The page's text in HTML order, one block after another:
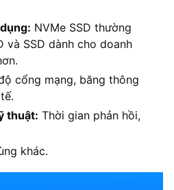
NVMe SSD thường
và SSD dành cho doanh
cổng mạng, băng thông
thuật: Thời gian phản hồi,
khác.